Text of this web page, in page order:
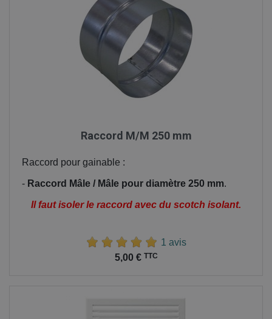
Raccord M/M 250 mm
Raccord pour gainable :
- Raccord Mâle / Mâle pour diamètre 250 mm.
Il faut isoler le raccord avec du scotch isolant.
1 avis
5,00 € TTC